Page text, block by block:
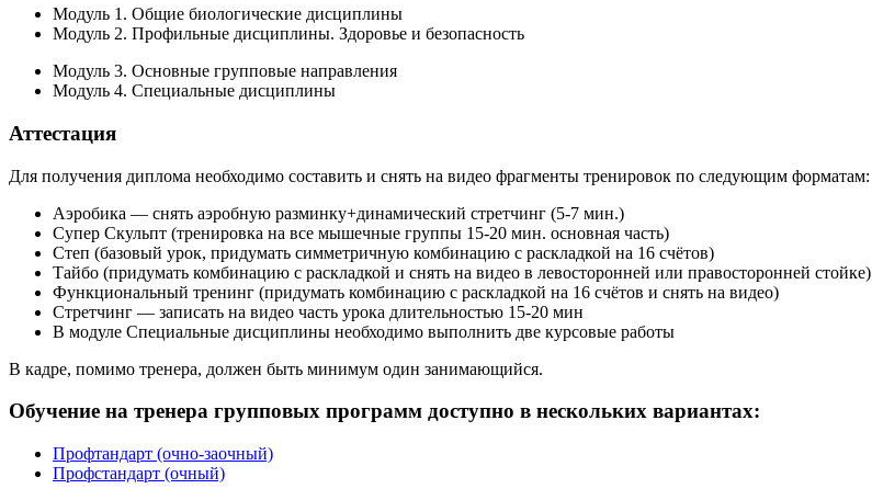
Модуль 1. Общие биологические дисциплины
Модуль 2. Профильные дисциплины. Здоровье и безопасность
Модуль 3. Основные групповые направления
Модуль 4. Специальные дисциплины
Аттестация
Для получения диплома необходимо составить и снять на видео фрагменты тренировок по следующим форматам:
Аэробика — снять аэробную разминку+динамический стретчинг (5-7 мин.)
Супер Скульпт (тренировка на все мышечные группы 15-20 мин. основная часть)
Степ (базовый урок, придумать симметричную комбинацию с раскладкой на 16 счётов)
Тайбо (придумать комбинацию с раскладкой и снять на видео в левосторонней или правосторонней стойке)
Функциональ­ный тренинг (придумать комбинацию с раскладкой на 16 счётов и снять на видео)
Стретчинг — записать на видео часть урока длительностью 15-20 мин
В модуле Специальные дисциплины необходимо выполнить две курсовые работы
В кадре, помимо тренера, должен быть минимум один занимающийся.
Обучение на тренера групповых программ доступно в нескольких вариантах:
Профтандарт (очно-заочный)
Профстандарт (очный)